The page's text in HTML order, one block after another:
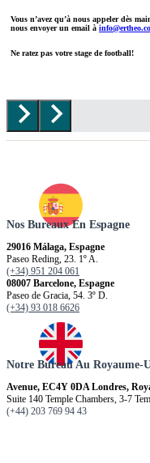
Vous n’avez qu’à nous appeler dès
nous envoyer un email à
Ne ratez pas votre stage de football!
Nos Bureaux En Espagne
29016 Málaga, Espagne
Paseo Reding, 23. 1º A.
(+34) 951 204 061
08007 Barcelone, Espagne
Paseo de Gracia, 54. 3º D.
(+34) 93 018 6626
Notre Bureau Au Royaume-
Avenue, EC4Y 0DA Londres,
Suite 140 Temple Chambers, 3-7
(+44) 203 769 94 43